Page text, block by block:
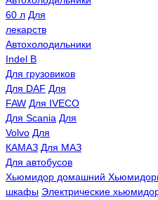
60 л Для
лекарств
Автохолодильники
Indel B
Для грузовиков
Для DAF Для
FAW Для IVECO
Для Scania Для
Volvo Для
КАМАЗ Для МАЗ
Для автобусов
Хьюмидор домашний
шкафы Электрические